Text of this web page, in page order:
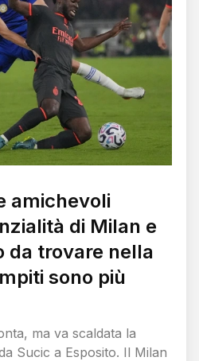
amichevoli
di Milan e
da trovare nella
sono più
ma va scaldata la
Sucic a Esposito. Il Milan